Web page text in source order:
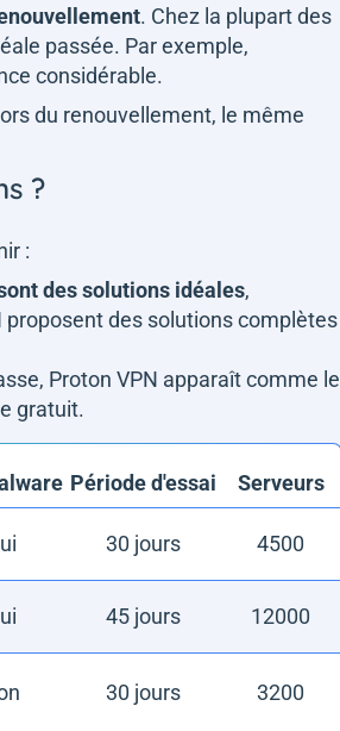
. Chez la plupart des
passée. Par exemple,
considérable.
du renouvellement, le même
?
:
des solutions idéales,
proposent des solutions complètes
Proton VPN apparaît comme le
gratuit.
Période d'essai Serveurs
30 jours 4500
45 jours 12000
30 jours 3200